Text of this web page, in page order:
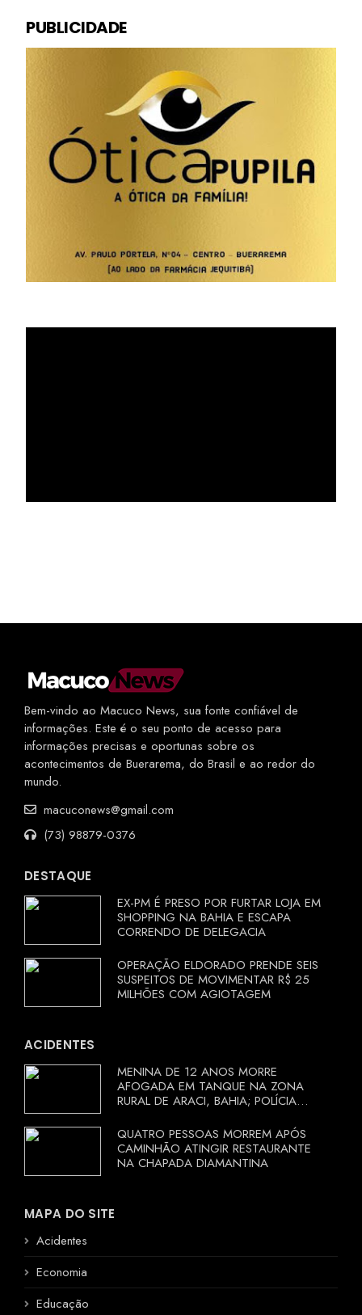
PUBLICIDADE
Bem-vindo ao Macuco News, sua fonte confiável de
informações. Este é o seu ponto de acesso para
informações precisas e oportunas sobre os
acontecimentos de Buerarema, do Brasil e ao redor do
mundo.
macuconews@gmail.com
(73) 98879-0376
DESTAQUE
EX-PM É PRESO POR FURTAR LOJA EM
SHOPPING NA BAHIA E ESCAPA
CORRENDO DE DELEGACIA
OPERAÇÃO ELDORADO PRENDE SEIS
SUSPEITOS DE MOVIMENTAR R$ 25
MILHÕES COM AGIOTAGEM
ACIDENTES
MENINA DE 12 ANOS MORRE
AFOGADA EM TANQUE NA ZONA
RURAL DE ARACI, BAHIA; POLÍCIA
QUATRO PESSOAS MORREM APÓS
CAMINHÃO ATINGIR RESTAURANTE
NA CHAPADA DIAMANTINA
MAPA DO SITE
Acidentes
Economia
Educação